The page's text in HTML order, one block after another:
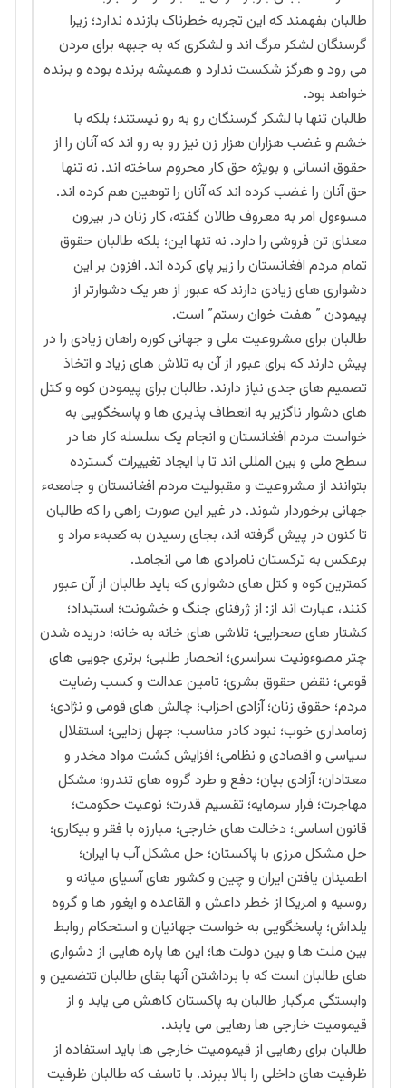
طالبان بفهمند که این تجربه خطرناک بازنده ندارد؛ زیرا
گرسنگان لشکر مرگ اند و لشکری که به جبهه برای مردن
می رود و هرگز شکست ندارد و همیشه برنده بوده و برنده
خواهد بود.
طالبان تنها با لشکر گرسنگان رو به رو نیستند؛ بلکه با
خشم و غضب هزاران هزار زن نیز رو به رو اند که آنان را از
حقوق انسانی و بویژه حق کار محروم ساخته اند. نه تنها
حق آنان را غضب کرده اند که آنان را توهین هم کرده اند.
مسوءول امر به معروف طالان گفته، کار زنان در بیرون
معنای تن فروشی را دارد. نه تنها این؛ بلکه طالبان حقوق
تمام مردم افغانستان را زیر پای کرده اند. افزون بر این
دشواری های زیادی دارند که عبور از هر یک دشوارتر از
پیمودن ” هفت خوان رستم” است.
طالبان برای مشروعیت ملی و جهانی کوره راهان زیادی را در
پیش دارند که برای عبور از آن به تلاش های زیاد و اتخاذ
تصمیم های جدی نیاز دارند. طالبان برای پیمودن کوه و کتل
های دشوار ناگزیر به انعطاف پذیری ها و پاسخگویی به
خواست مردم افغانستان و انجام یک سلسله کار ها در
سطح ملی و بین المللی اند تا با ایجاد تغییرات گسترده
بتوانند از مشروعیت و مقبولیت مردم افغانستان و جامعهء
جهانی برخوردار شوند. در غیر این صورت راهی را که طالبان
تا کنون در پیش گرفته اند، بجای رسیدن به کعبهء مراد و
برعکس به ترکستان نامرادی ها می انجامد.
کمترین کوه و کتل های دشواری که باید طالبان از آن عبور
کنند، عبارت اند از: از ژرفنای جنگ و خشونت؛ استبداد؛
کشتار های صحرایی؛ تلاشی های خانه به خانه؛ دریده شدن
چتر مصوءونیت سراسری؛ انحصار طلبی؛ برتری جویی های
قومی؛ نقض حقوق بشری؛ تامین عدالت و کسب رضایت
مردم؛ حقوق زنان؛ آزادی احزاب؛ چالش های قومی و نژادی؛
زمامداری خوب؛ نبود کادر مناسب؛ جهل زدایی؛ استقلال
سیاسی و اقصادی و نظامی؛ افزایش کشت مواد مخدر و
معتادان؛ آزادی بیان؛ دفع و طرد گروه های تندرو؛ مشکل
مهاجرت؛ فرار سرمایه؛ تقسیم قدرت؛ نوعیت حکومت؛
قانون اساسی؛ دخالت های خارجی؛ مبارزه با فقر و بیکاری؛
حل مشکل مرزی با پاکستان؛ حل مشکل آب با ایران؛
اطمینان یافتن ایران و چین و کشور های آسیای میانه و
روسیه و امریکا از خطر داعش و القاعده و ایغور ها و گروه
یلداش؛ پاسخگویی به خواست جهانیان و استحکام روابط
بین ملت ها و بین دولت ها؛ این ها پاره هایی از دشواری
های طالبان است که با برداشتن آنها بقای طالبان تتضمین و
وابستگی مرگبار طالبان به پاکستان کاهش می یابد و از
قیمومیت خارجی ها رهایی می یابند.
طالبان برای رهایی از قیمومیت خارجی ها باید استفاده از
ظرفیت های داخلی را بالا ببرند. با تاسف که طالبان ظرفیت